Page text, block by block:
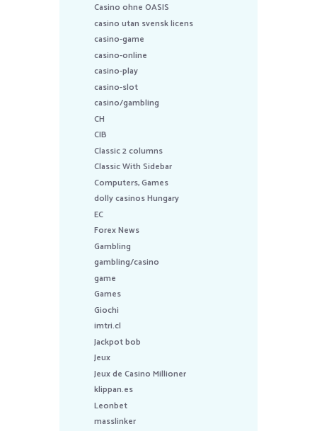
Casino ohne OASIS
casino utan svensk licens
casino-game
casino-online
casino-play
casino-slot
casino/gambling
CH
CIB
Classic 2 columns
Classic With Sidebar
Computers, Games
dolly casinos Hungary
EC
Forex News
Gambling
gambling/casino
game
Games
Giochi
imtri.cl
Jackpot bob
Jeux
Jeux de Casino Millioner
klippan.es
Leonbet
masslinker